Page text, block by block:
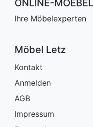
ONLINE-
Ihre Möbelexperten
Möbel Letz
Kontakt
Anmelden
AGB
Impressum